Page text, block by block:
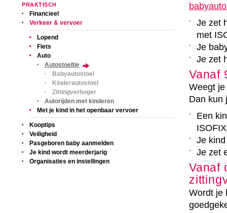
PRAKTISCH
Financieel
Verkeer & vervoer
Lopend
Fiets
Auto
Autostoeltje
Babyautostoel
Kinderautostoel
Zittingverhoger
Autorijden met kinderen
Met je kind in het openbaar vervoer
Kooptips
Veiligheid
Pasgeboren baby aanmelden
Je kind wordt meerderjarig
Organisaties en instellingen
Je zet
met
Je
Je zet
Vanaf
Weegt
Dan kun
Een
Je
Je zet
Vanaf
Wordt je